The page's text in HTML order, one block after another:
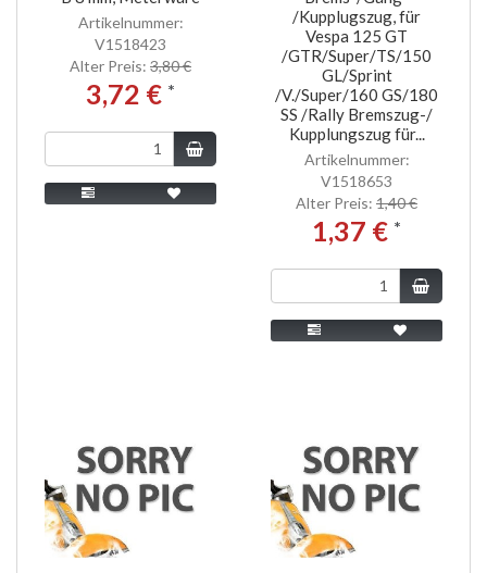
Artikelnummer:
V1518423
Alter Preis: 3,80 €
3,72 € *
/Kupplugszug, für
Vespa 125 GT
/GTR/Super/TS/150
GL/Sprint
/V./Super/160 GS/180
SS /Rally Bremszug-/
Kupplungszug für...
Artikelnummer:
V1518653
Alter Preis: 1,40 €
1,37 € *